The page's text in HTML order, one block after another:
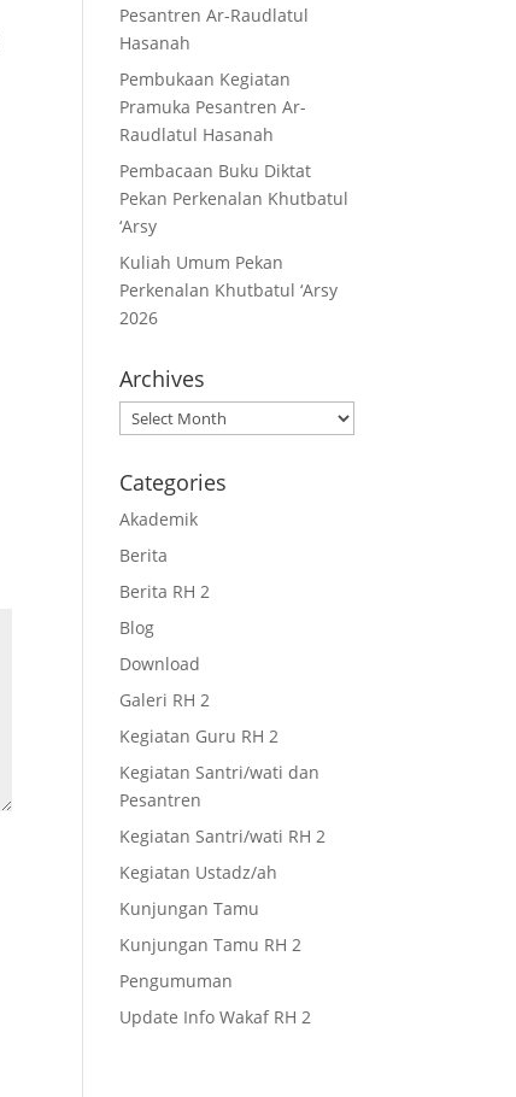
Pesantren Ar-Raudlatul
Hasanah
Pembukaan Kegiatan
Pramuka Pesantren Ar-
Raudlatul Hasanah
Pembacaan Buku Diktat
Pekan Perkenalan Khutbatul
‘Arsy
Kuliah Umum Pekan
Perkenalan Khutbatul ‘Arsy
2026
Archives
Archives
Categories
Akademik
Berita
Berita RH 2
Blog
Download
Galeri RH 2
Kegiatan Guru RH 2
Kegiatan Santri/wati dan
Pesantren
Kegiatan Santri/wati RH 2
Kegiatan Ustadz/ah
Kunjungan Tamu
Kunjungan Tamu RH 2
Pengumuman
Update Info Wakaf RH 2